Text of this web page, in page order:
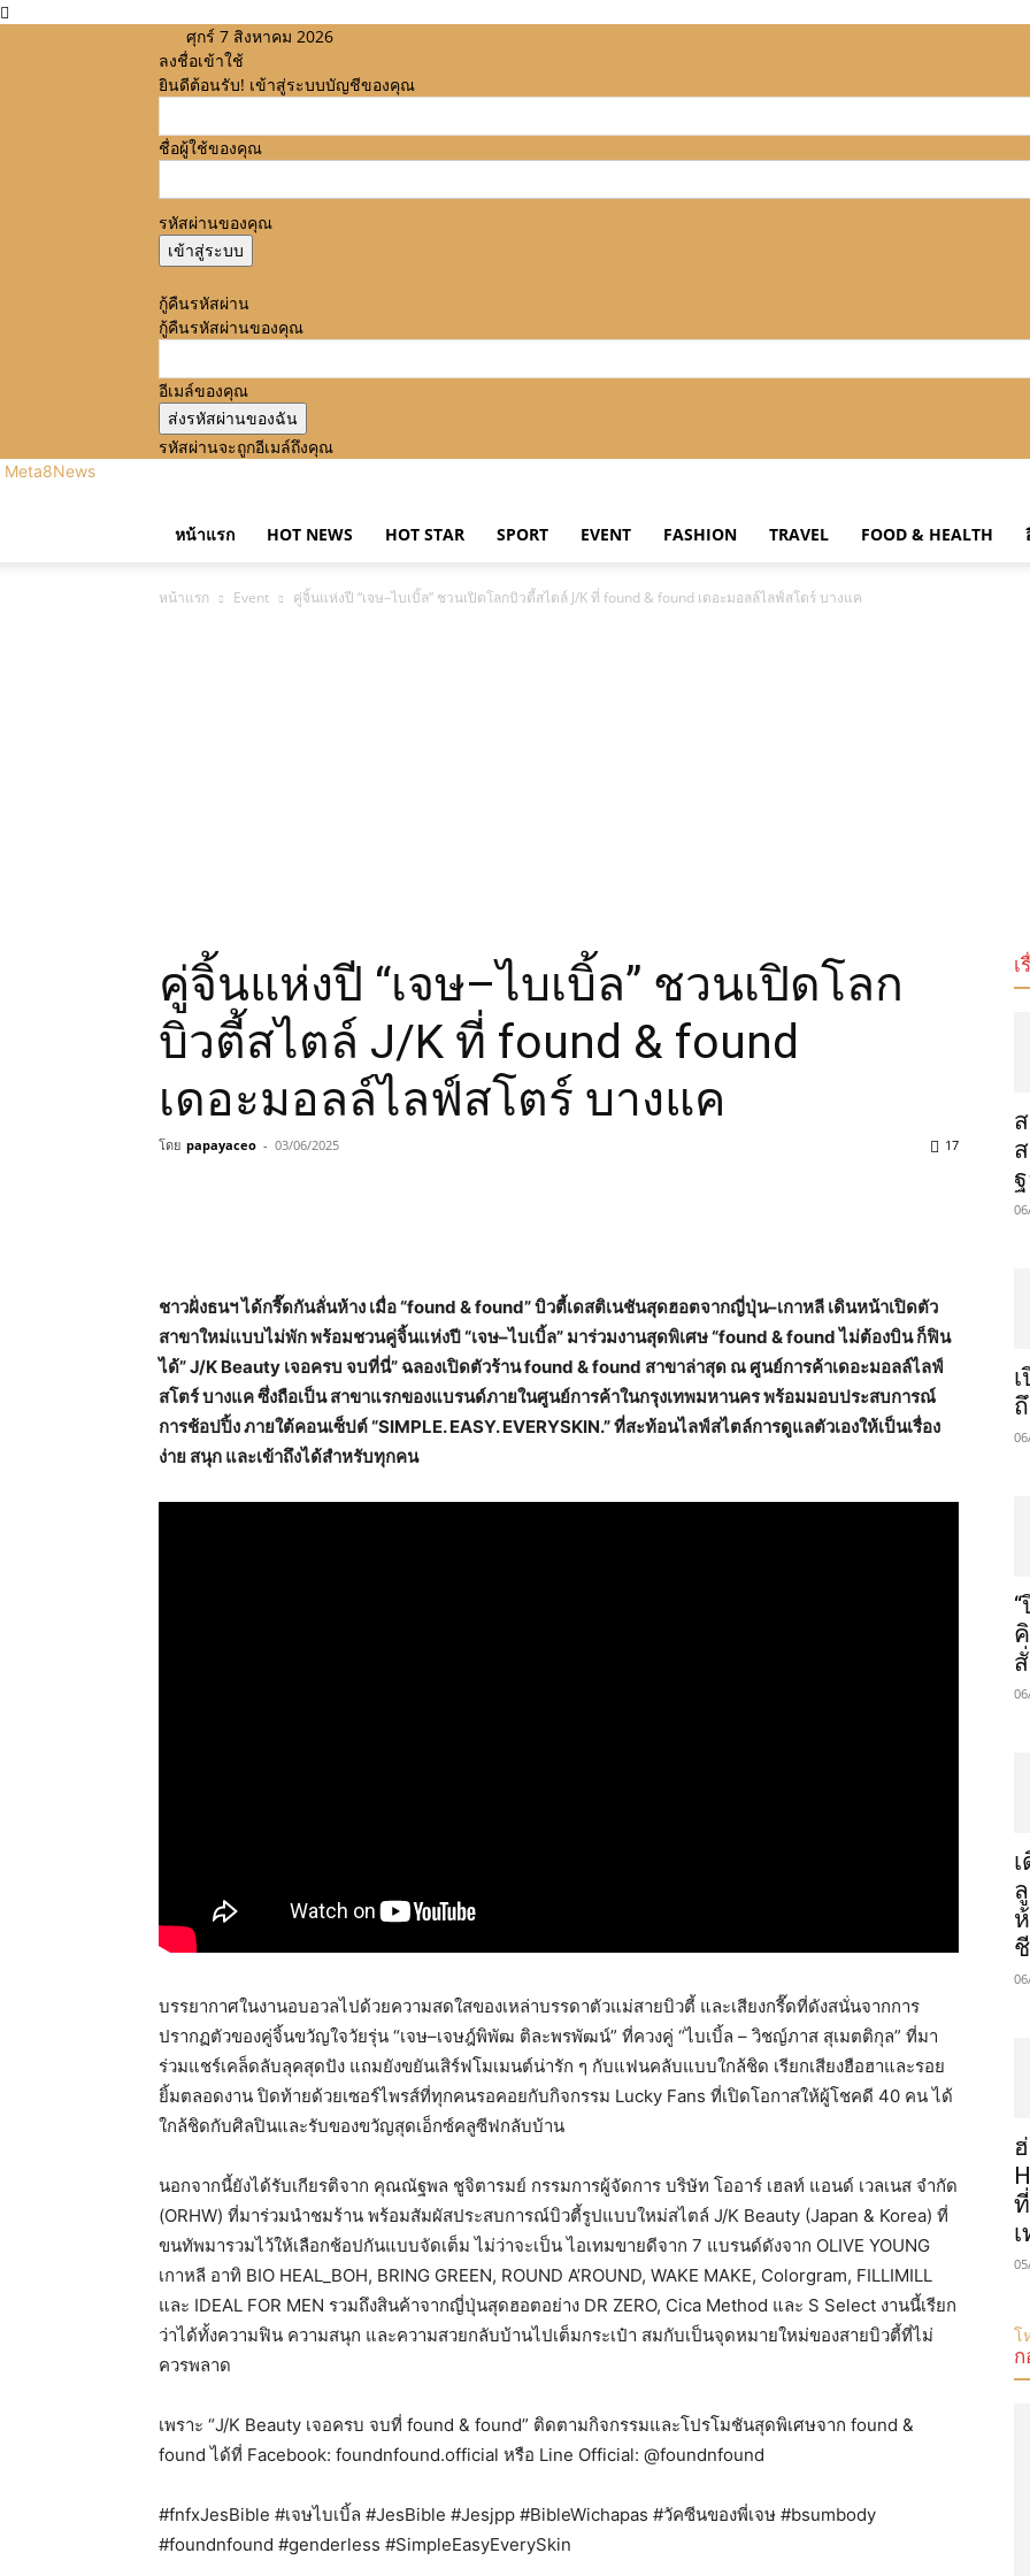
ศุกร์ 7 สิงหาคม 2026
ลงชื่อเข้าใช้
ยินดีต้อนรับ! เข้าสู่ระบบบัญชีของคุณ
ชื่อผู้ใช้ของคุณ
รหัสผ่านของคุณ
กู้คืนรหัสผ่าน
กู้คืนรหัสผ่านของคุณ
อีเมล์ของคุณ
รหัสผ่านจะถูกอีเมล์ถึงคุณ
Meta8News
หน้าแรก HOT NEWS HOT STAR SPORT EVENT FASHION TRAVEL FOOD & HEALTH
หน้าแรก Event คู่จิ้นแห่งปี “เจษ–ไบเบิ้ล” ชวนเปิดโลกบิวตี้สไตล์ J/K ที่ found & found เดอะมอลล์ไลฟ์สโตร์ บางแค
คู่จิ้นแห่งปี “เจษ–ไบเบิ้ล” ชวนเปิดโลก
บิวตี้สไตล์ J/K ที่ found & found
เดอะมอลล์ไลฟ์สโตร์ บางแค
โดย papayaceo - 03/06/2025 17
​ชาวฝั่งธนฯ ได้กรี๊ดกันลั่นห้าง เมื่อ “found & found” บิวตี้เดสติเนชันสุดฮอตจากญี่ปุ่น–เกาหลี เดินหน้าเปิดตัว
สาขาใหม่แบบไม่พัก พร้อมชวนคู่จิ้นแห่งปี “เจษ–ไบเบิ้ล” มาร่วมงานสุดพิเศษ “found & found ไม่ต้องบิน ก็ฟิน
ได้” J/K Beauty เจอครบ จบที่นี่” ฉลองเปิดตัวร้าน found & found สาขาล่าสุด ณ ศูนย์การค้าเดอะมอลล์ไลฟ์
สโตร์ บางแค ซึ่งถือเป็น สาขาแรกของแบรนด์ภายในศูนย์การค้าในกรุงเทพมหานคร พร้อมมอบประสบการณ์
การช้อปปิ้ง ภายใต้คอนเซ็ปต์ “SIMPLE. EASY. EVERYSKIN.” ที่สะท้อนไลฟ์สไตล์การดูแลตัวเองให้เป็นเรื่อง
ง่าย สนุก และเข้าถึงได้สำหรับทุกคน
​บรรยากาศในงานอบอวลไปด้วยความสดใสของเหล่าบรรดาตัวแม่สายบิวตี้ และเสียงกรี๊ดที่ดังสนั่นจากการ
ปรากฏตัวของคู่จิ้นขวัญใจวัยรุ่น “เจษ–เจษฎ์พิพัฒ ติละพรพัฒน์” ที่ควงคู่ “ไบเบิ้ล – วิชญ์ภาส สุเมตติกุล” ที่มา
ร่วมแชร์เคล็ดลับลุคสุดปัง แถมยังขยันเสิร์ฟโมเมนต์น่ารัก ๆ กับแฟนคลับแบบใกล้ชิด เรียกเสียงฮือฮาและรอย
ยิ้มตลอดงาน ปิดท้ายด้วยเซอร์ไพรส์ที่ทุกคนรอคอยกับกิจกรรม Lucky Fans ที่เปิดโอกาสให้ผู้โชคดี 40 คน ได้
ใกล้ชิดกับศิลปินและรับของขวัญสุดเอ็กซ์คลูซีฟกลับบ้าน
​นอกจากนี้ยังได้รับเกียรติจาก คุณณัฐพล ชูจิตารมย์ กรรมการผู้จัดการ บริษัท โออาร์ เฮลท์ แอนด์ เวลเนส จำกัด
(ORHW) ที่มาร่วมนำชมร้าน พร้อมสัมผัสประสบการณ์บิวตี้รูปแบบใหม่สไตล์ J/K Beauty (Japan & Korea) ที่
ขนทัพมารวมไว้ให้เลือกช้อปกันแบบจัดเต็ม ไม่ว่าจะเป็น ไอเทมขายดีจาก 7 แบรนด์ดังจาก OLIVE YOUNG
เกาหลี อาทิ BIO HEAL_BOH, BRING GREEN, ROUND A’ROUND, WAKE MAKE, Colorgram, FILLIMILL
และ IDEAL FOR MEN รวมถึงสินค้าจากญี่ปุ่นสุดฮอตอย่าง DR ZERO, Cica Method และ S Select งานนี้เรียก
ว่าได้ทั้งความฟิน ความสนุก และความสวยกลับบ้านไปเต็มกระเป๋า สมกับเป็นจุดหมายใหม่ของสายบิวตี้ที่ไม่
ควรพลาด
เพราะ “J/K Beauty เจอครบ จบที่ found & found” ติดตามกิจกรรมและโปรโมชันสุดพิเศษจาก found &
found ได้ที่ Facebook: foundnfound.official หรือ Line Official: @foundnfound
#fnfxJesBible #เจษไบเบิ้ล #JesBible #Jesjpp #BibleWichapas #วัคซีนของพี่เจษ #bsumbody
#foundnfound #genderless #SimpleEasyEverySkin
เ
โ